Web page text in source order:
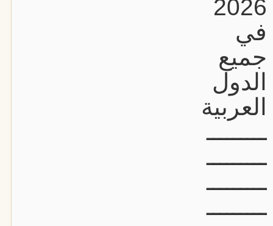
2026
في
جميع
الدول
العربية
ـــــــــ
ـــــــــ
ـــــــــ
ـــــــــ